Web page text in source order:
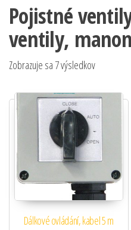
Pojistné
ventily,
Zobrazuje sa 7 výsledkov
Dálkové ovládání, kabel 5 m